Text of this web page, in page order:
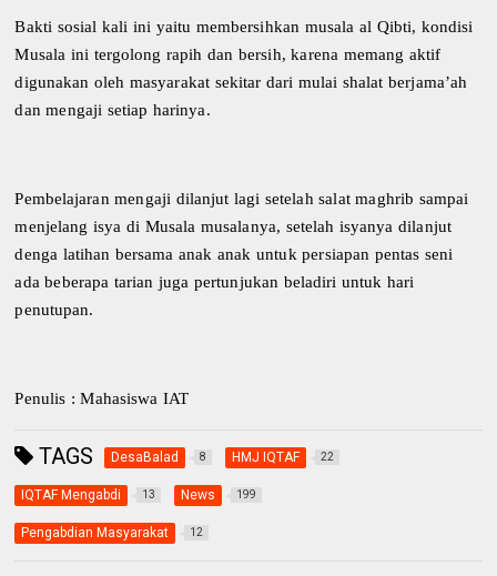
Bakti sosial kali ini yaitu membersihkan musala al Qibti, kondisi
Musala ini tergolong rapih dan bersih, karena memang aktif
digunakan oleh masyarakat sekitar dari mulai shalat berjama’ah
dan mengaji setiap harinya.
Pembelajaran mengaji dilanjut lagi setelah salat maghrib sampai
menjelang isya di Musala musalanya, setelah isyanya dilanjut
denga latihan bersama anak anak untuk persiapan pentas seni
ada beberapa tarian juga pertunjukan beladiri untuk hari
penutupan.
Penulis : Mahasiswa IAT
TAGS DesaBalad 8 HMJ IQTAF 22
IQTAF Mengabdi 13 News 199
Pengabdian Masyarakat 12